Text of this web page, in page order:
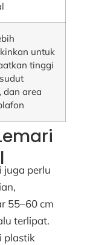
untuk
tinggi
dan area
juga perlu
55–60 cm
terlipat.
plastik